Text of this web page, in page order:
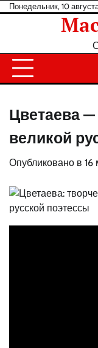
Перейти
Понедельник, 10
Цветаева
великой
Опубликовано в 16